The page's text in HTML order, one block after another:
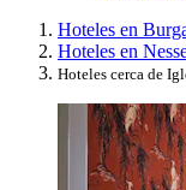
Hoteles en
Hoteles en
Hoteles cerca de